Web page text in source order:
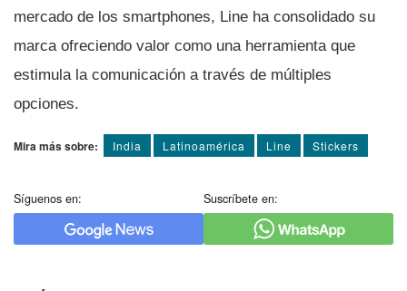
mercado de los smartphones, Line ha consolidado su
marca ofreciendo valor como una herramienta que
estimula la comunicación a través de múltiples
opciones.
Mira más sobre: India Latinoamérica Line Stickers
Síguenos en: Suscríbete en: